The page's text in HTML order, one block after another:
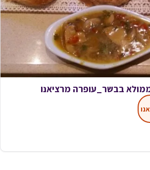
בבשר_עופרה מרציאנו